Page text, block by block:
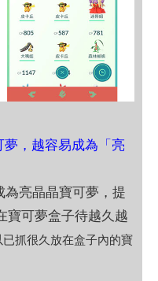
夢，越容易成為「亮
亮晶晶寶可夢，提
寶可夢盒子待越久越
已抓很久放在盒子內的寶